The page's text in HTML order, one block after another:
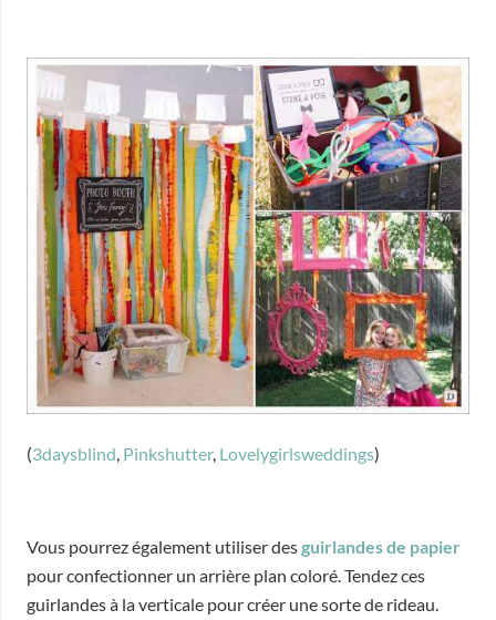
(3daysblind Pinkshutter, Lovelygirlsweddings)
Vous pourrez également utiliser desguirlandes de papier
pour confectionner un arrière plan coloré. Tendez ces
guirlandes à la verticale pour créer une sorte de rideau.